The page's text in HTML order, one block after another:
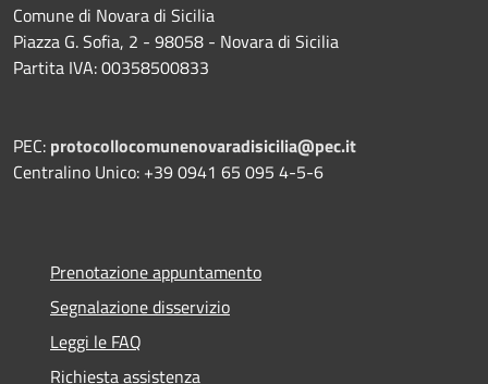
Comune di Novara di Sicilia
Piazza G. Sofia, 2 - 98058 - Novara di Sicilia
Partita IVA: 00358500833
PEC: protocollocomunenovaradisicilia@pec.it
Centralino Unico: +39 0941 65 095 4-5-6
Prenotazione appuntamento
Segnalazione disservizio
Leggi le FAQ
Richiesta assistenza